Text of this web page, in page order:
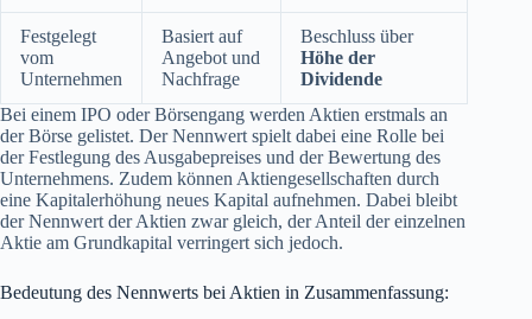
Festgelegt
vom
Unternehmen
Basiert auf
Angebot und
Nachfrage
Beschluss über
Höhe der
Dividende
Bei einem IPO oder Börsengang werden Aktien erstmals an
der Börse gelistet. Der Nennwert spielt dabei eine Rolle bei
der Festlegung des Ausgabepreises und der Bewertung des
Unternehmens. Zudem können Aktiengesellschaften durch
eine Kapitalerhöhung neues Kapital aufnehmen. Dabei bleibt
der Nennwert der Aktien zwar gleich, der Anteil der einzelnen
Aktie am Grundkapital verringert sich jedoch.
Bedeutung des Nennwerts bei Aktien in Zusammenfassung: